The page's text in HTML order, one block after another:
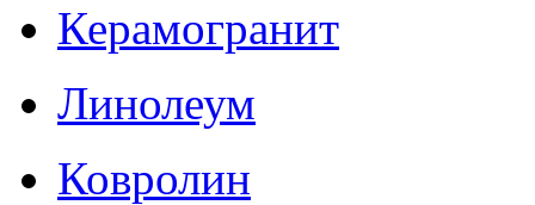
Керамогранит
Линолеум
Ковролин